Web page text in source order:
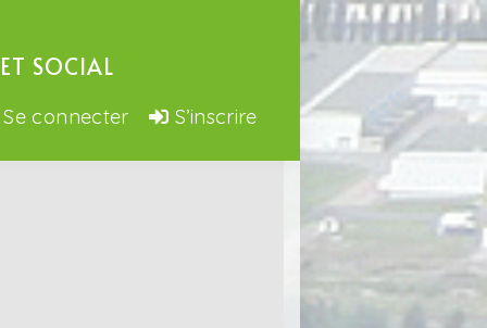
SOCIAL
Se connecter S’inscrire